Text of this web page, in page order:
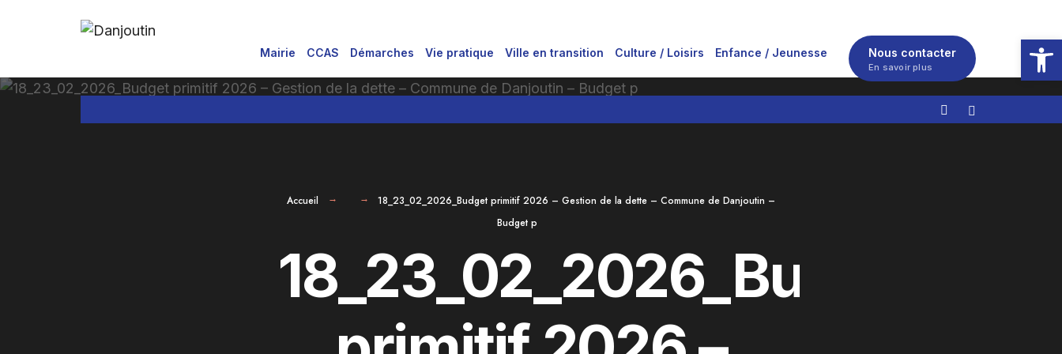
au
Mairie CCAS Démarches Vie pratique Ville en transition Culture / Loisirs Enfance / Jeunesse Nous contacter
En savoir plus
Accueil
18_23_02_2026_Budget primitif 2026 – Gestion de la dette – Commune de Danjoutin –
Budget p
18_23_02_2026_Budget
Ouvrir